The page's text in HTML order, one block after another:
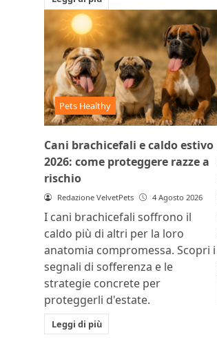
Pets Healthy
Cani brachicefali e caldo estivo
2026: come proteggere razze a
rischio
Redazione VelvetPets 4 Agosto 2026
I cani brachicefali soffrono il
caldo più di altri per la loro
anatomia compromessa. Scopri i
segnali di sofferenza e le
strategie concrete per
proteggerli d'estate.
Leggi di più